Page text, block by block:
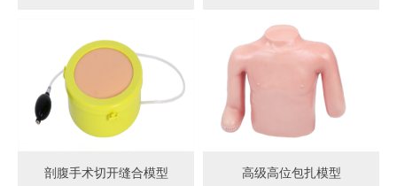
剖腹手术切开缝合模型 高级高位包扎模型